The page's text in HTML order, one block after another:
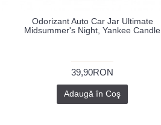
Odorizant Auto Car Jar Ultimate
Midsummer's Night, Yankee Candle
39,90RON
Adaugă în Coş